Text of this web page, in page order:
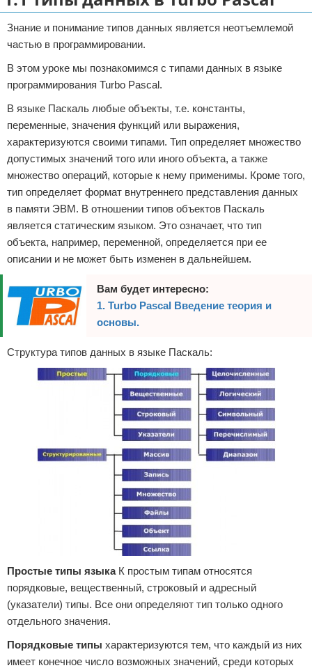
Интересные товары с Aliexpress
Разное про Aliexpress
Новости VolkMaster Project
Хостинг VolkMaster Project
Регистрация доменов от VolkMaster Project
Разное про VolkMaster Project
Новости VR66.RU
Екатеринбург
Юридическое право
Развлечения
Покупки за рубежом
Покупки
Дача
Лайфхак
XPDO MODX REVO
Собственные разработки для MODX REVO
Готовые решения для MODX
Знание и понимание типов данных является неотъемлемой
частью в программировании.
В этом уроке мы познакомимся с типами данных в языке
программирования Turbo Pascal.
В языке Паскаль любые объекты, т.е. константы,
переменные, значения функций или выражения,
характеризуются своими типами. Тип определяет множество
допустимых значений того или иного объекта, а также
множество операций, которые к нему применимы. Кроме того,
тип определяет формат внутреннего представления данных
в памяти ЭВМ. В отношении типов объектов Паскаль
является статическим языком. Это означает, что тип
объекта, например, переменной, определяется при ее
описании и не может быть изменен в дальнейшем.
Вам будет интересно:
1. Turbo Pascal Введение теория и
основы.
Структура типов данных в языке Паскаль:
Простые типы языкаК простым типам относятся
порядковые, вещественный, строковый и адресный
(указатели) типы. Все они определяют тип только одного
отдельного значения.
Порядковые типы характеризуются тем, что каждый из них
имеет конечное число возможных значений, среди которых